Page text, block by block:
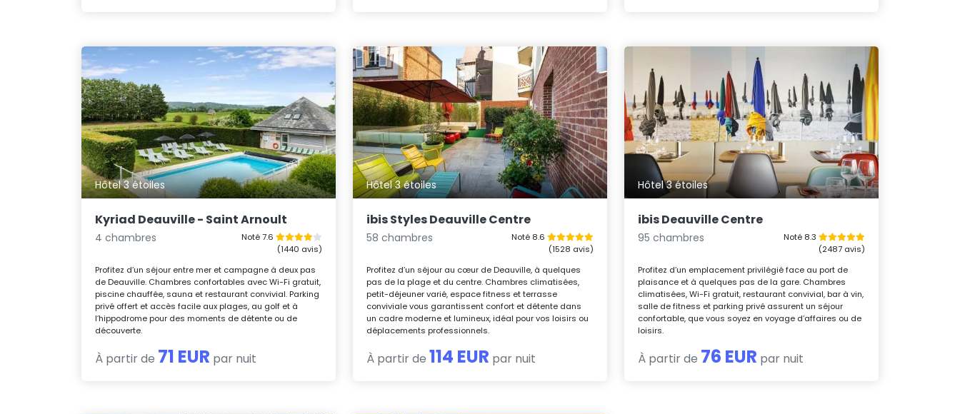
Hôtel 3 étoiles
Kyriad Deauville - Saint Arnoult
4 chambres
Noté 7.6
(1440 avis)
Profitez d’un séjour entre mer et campagne à deux pas
de Deauville. Chambres confortables avec Wi-Fi gratuit,
piscine chauffée, sauna et restaurant convivial. Parking
privé offert et accès facile aux plages, au golf et à
l’hippodrome pour des moments de détente ou de
découverte.
À partir de 71 EUR par nuit
Hôtel 3 étoiles
ibis Styles Deauville Centre
58 chambres
Noté 8.6
(1528 avis)
Profitez d’un séjour au cœur de Deauville, à quelques
pas de la plage et du centre. Chambres climatisées,
petit-déjeuner varié, espace fitness et terrasse
conviviale vous garantissent confort et détente dans
un cadre moderne et lumineux, idéal pour vos loisirs ou
déplacements professionnels.
À partir de114 EUR par nuit
Hôtel 3 étoiles
ibis Deauville Centre
95 chambres
Noté 8.3
(2487 avis)
Profitez d’un emplacement privilégié face au port de
plaisance et à quelques pas de la gare. Chambres
climatisées, Wi-Fi gratuit, restaurant convivial, bar à vin,
salle de fitness et parking privé assurent un séjour
confortable, que vous soyez en voyage d’affaires ou de
loisirs.
À partir de 76 EUR par nuit